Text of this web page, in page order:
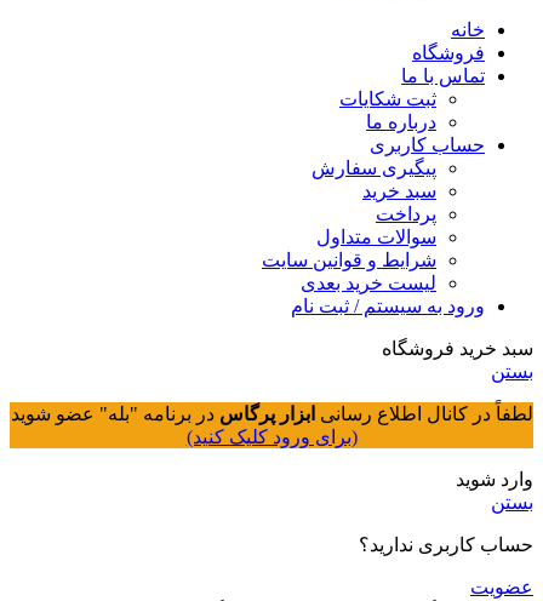
خانه
فروشگاه
تماس با ما
ثبت شکایات
درباره ما
حساب کاربری
پیگیری سفارش
سبد خرید
پرداخت
سوالات متداول
شرایط و قوانین سایت
لیست خرید بعدی
ورود به سیستم / ثبت نام
سبد خرید فروشگاه
بستن
لطفاً در کانال اطلاع رسانی ابزار پرگاس در برنامه "بله" عضو شوید
(برای ورود کلیک کنید)
وارد شوید
بستن
حساب کاربری ندارید؟
عضویت